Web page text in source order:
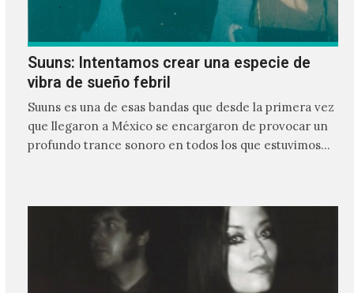
Suuns: Intentamos crear una especie de
vibra de sueño febril
Suuns es una de esas bandas que desde la primera vez
que llegaron a México se encargaron de provocar un
profundo trance sonoro en todos los que estuvimos